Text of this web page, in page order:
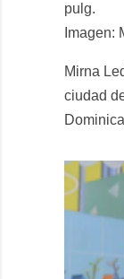
pulg.
Imagen:
Mirna
ciudad